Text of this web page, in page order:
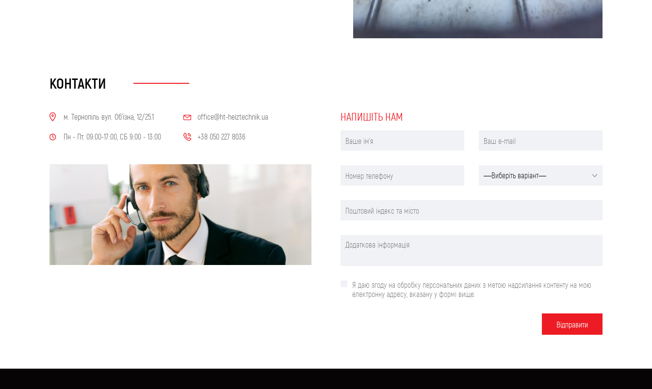
КОНТАКТИ
м. Тернопіль вул. Об'їзна, 12/25.1
Пн - Пт. 09:00-17:00, СБ 9:00 - 13:00
office@ht-heiztechnik.ua
+38 050 227 8036
НАПИШIТЬ НАМ
Я даю згоду на обробку персональних даних з метою надсилання контенту на мою
електронну адресу, вказану у формі вище.
Вiдправити